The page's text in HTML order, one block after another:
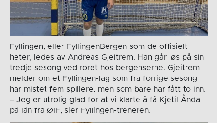
Fyllingen, eller FyllingenBergen som de offisielt
heter, ledes av Andreas Gjeitrem. Han går løs på sin
tredje sesong ved roret hos bergenserne. Gjeitrem
melder om et Fyllingen-lag som fra forrige sesong
har mistet fem spillere, men som bare har fått to inn.
– Jeg er utrolig glad for at vi klarte å få Kjetil Åndal
på lån fra ØIF, sier Fyllingen-treneren.